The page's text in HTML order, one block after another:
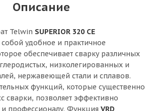
Описание
Telwin SUPERIOR 320 CE
собой удобное и практичное
обеспечивает сварку различных
низколегированных и
нержавеющей стали и сплавов.
функций, которые существенно
сварки, позволяет эффективно
и профессионалу. Функция VRD